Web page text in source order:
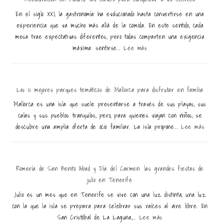
En el siglo XXI, la gastronomía ha evolucionado hasta convertirse en una
experiencia que va mucho más allá de la comida. En este sentido, cada
mesa trae expectativas diferentes, pero todas comparten una exigencia
máxima: sentirse...Lee más
Los 10 mejores parques temáticos de Mallorca para disfrutar en familia
Mallorca es una isla que suele presentarse a través de sus playas, sus
calas y sus pueblos tranquilos, pero, para quienes viajan con niños, se
descubre una amplia oferta de ocio familiar. La isla propone...Lee más
Romería de San Benito Abad y Día del Carmen: las grandes fiestas de
julio en Tenerife
Julio es un mes que en Tenerife se vive con una luz distinta, una luz
con la que la isla se prepara para celebrar sus raíces al aire libre. En
San Cristóbal de La Laguna,... Lee más